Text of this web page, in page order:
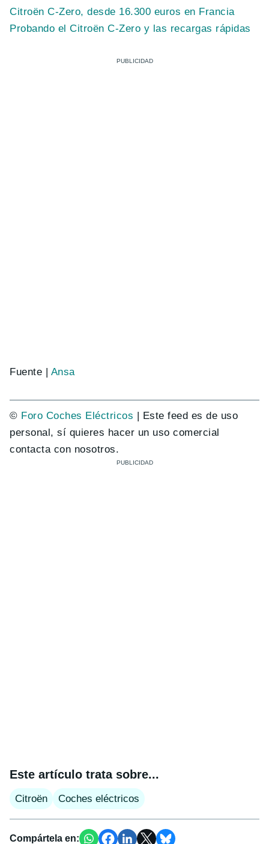
Citroën C-Zero, desde 16.300 euros en Francia
Probando el Citroën C-Zero y las recargas rápidas
Fuente | Ansa
© Foro Coches Eléctricos | Este feed es de uso
personal, sí quieres hacer un uso comercial
contacta con nosotros.
Este artículo trata sobre...
Citroën Coches eléctricos
Compártela en: